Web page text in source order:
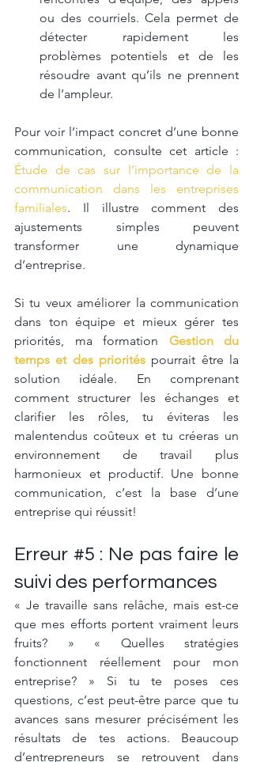
ou des courriels. Cela permet de
détecter rapidement les
problèmes potentiels et de les
résoudre avant qu’ils ne prennent
de l’ampleur.
Pour voir l’impact concret d’une bonne
Étude de cas sur l’importance de la
communication dans les entreprises
familiales. Il illustre comment des
ajustements simples peuvent
transformer une dynamique
d’entreprise.
Si tu veux améliorer la communication
dans ton équipe et mieux gérer tes
priorités, ma formation Gestion du
temps et des priorités pourrait être la
solution idéale. En comprenant
comment structurer les échanges et
clarifier les rôles, tu éviteras les
malentendus coûteux et tu créeras un
environnement de travail plus
harmonieux et productif. Une bonne
communication, c’est la base d’une
entreprise qui réussit!
Erreur #5 : Ne pas faire le
suivi des performances
« Je travaille sans relâche, mais est-ce
que mes efforts portent vraiment leurs
fruits? » « Quelles stratégies
fonctionnent réellement pour mon
entreprise? » Si tu te poses ces
questions, c’est peut-être parce que tu
avances sans mesurer précisément les
résultats de tes actions. Beaucoup
d’entrepreneurs se retrouvent dans